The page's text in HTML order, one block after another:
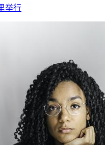
举行